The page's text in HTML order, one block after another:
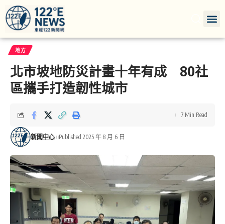
地方
北市坡地防災計畫十年有成 80社
區攜手打造韌性城市
新聞中心 Published 2025 年 8 月 6 日
7 Min Read